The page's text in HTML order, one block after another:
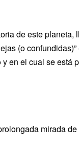
de este
(o
en el cual se está
mirada